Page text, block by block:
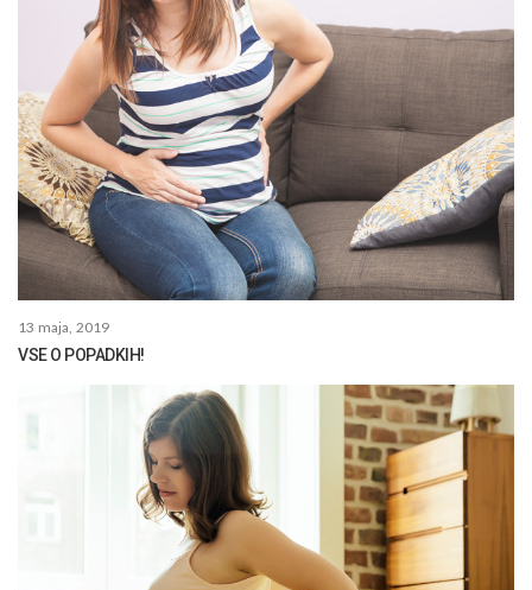
13 maja, 2019
VSE O POPADKIH!